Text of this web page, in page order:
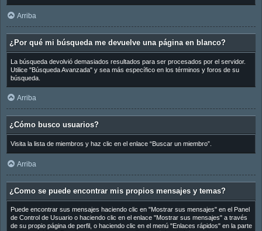
Arriba
¿Por qué mi búsqueda me devuelve una página en blanco?
La búsqueda devolvió demasiados resultados para ser procesados por el servidor.
Utilice "Búsqueda Avanzada" y sea más específico en los términos y foros de su
búsqueda.
Arriba
¿Cómo busco usuarios?
Visita la lista de miembros y haz clic en el enlace “Buscar un miembro”.
Arriba
¿Como se puede encontrar mis propios mensajes y temas?
Puede encontrar sus mensajes haciendo clic en "Mostrar sus mensajes" en el Panel
de Control de Usuario o haciendo clic en el enlace "Mostrar sus mensajes" a través
de su propio página de perfil, o haciendo clic en el menú "Enlaces rápidos" en la parte